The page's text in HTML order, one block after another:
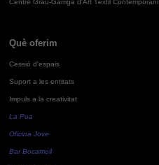
Centre Grau-Garriga d'Art Tèxtil Contemporani
Què oferim
Cessió d'espais
Suport a les entitats
Impuls a la creativitat
La Pua
Oficina Jove
Bar Bocamoll